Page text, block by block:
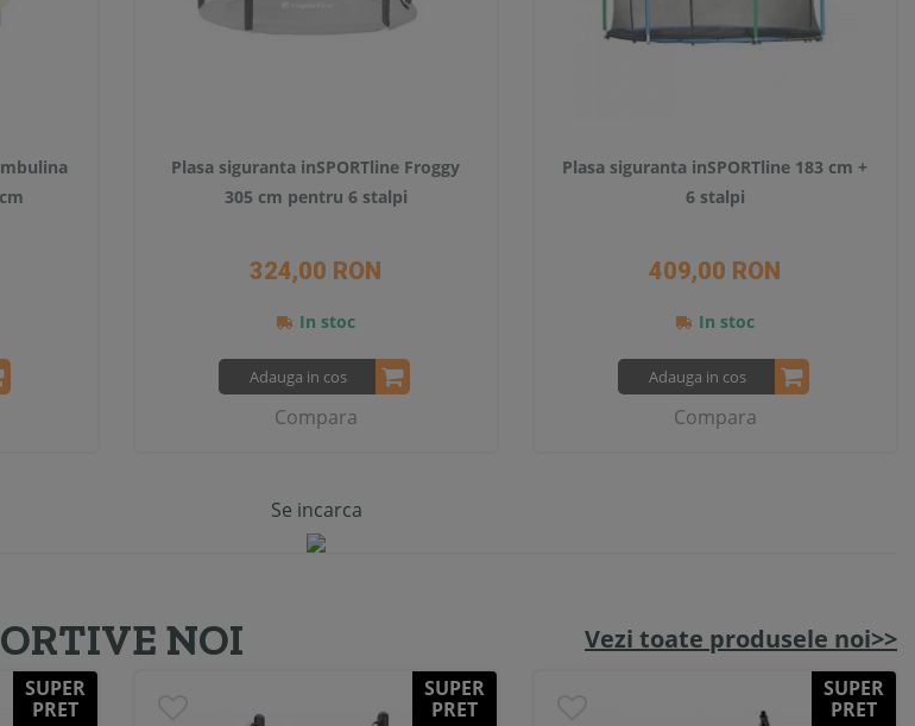
Plasa siguranta inSPORTline Froggy
305 cm pentru 6 stalpi
324,00 RON
In stoc
Adauga in cos
Compara
Plasa siguranta inSPORTline 183 cm +
6 stalpi
409,00 RON
In stoc
Adauga in cos
Compara
Se incarca
NOI
SUPER
PRET
SUPER
PRET
SUPER
PRET
Vezi toate produsele noi>>